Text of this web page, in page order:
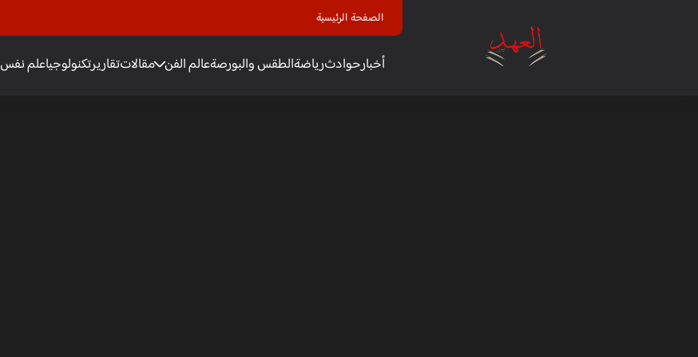
الصفحة الرئيسية
أخبارحوادثرياضةالطقس والبورصةعالم الفن مقالاتتقاريرتكنولوجياعلم نفس